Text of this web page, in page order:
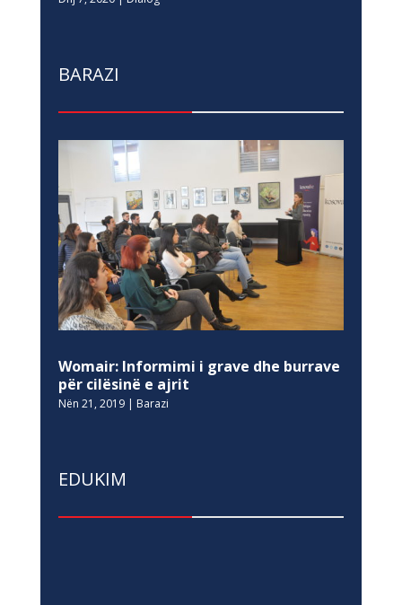
BARAZI
Womair: Informimi i grave dhe burrave
për cilësinë e ajrit
Nën 21, 2019| Barazi
EDUKIM